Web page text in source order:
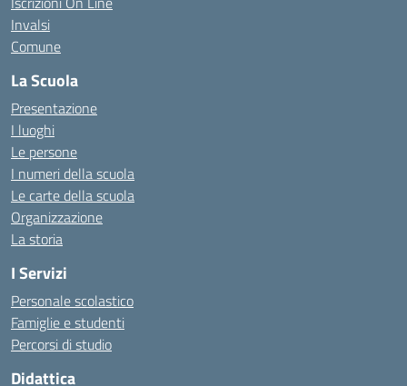
Invalsi
Comune
La Scuola
Presentazione
I luoghi
Le persone
I numeri della scuola
Le carte della scuola
Organizzazione
La storia
I Servizi
Personale scolastico
Famiglie e studenti
Percorsi di studio
Didattica